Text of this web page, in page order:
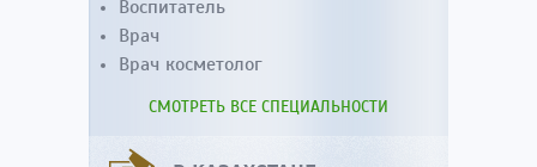
Воспитатель
Врач
Врач косметолог
СМОТРЕТЬ ВСЕ СПЕЦИАЛЬНОСТИ